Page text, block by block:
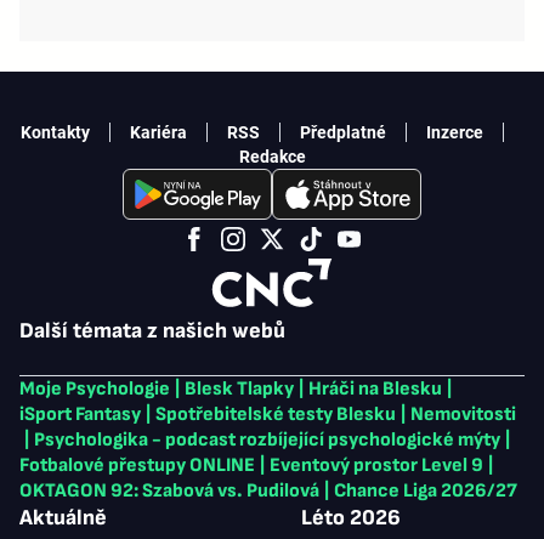
Další témata z našich webů
Moje Psychologie Blesk Tlapky Hráči na Blesku
iSport Fantasy
Spotřebitelské testy Blesku
Nemovitosti
Psychologika - podcast rozbíjející psychologické mýty
Fotbalové přestupy ONLINE
Eventový prostor Level 9
OKTAGON 92: Szabová vs. Pudilová
Chance Liga 2026/27
Aktuálně Léto 2026
Kontakty Kariéra RSS Předplatné
Inzerce
Redakce